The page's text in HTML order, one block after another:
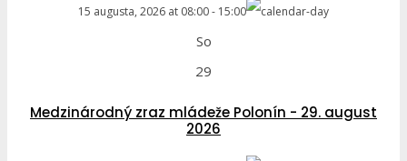
15 augusta, 2026 at 08:00- 15:00
So
29
Medzinárodný zraz mládeže Polonín - 29. august
2026